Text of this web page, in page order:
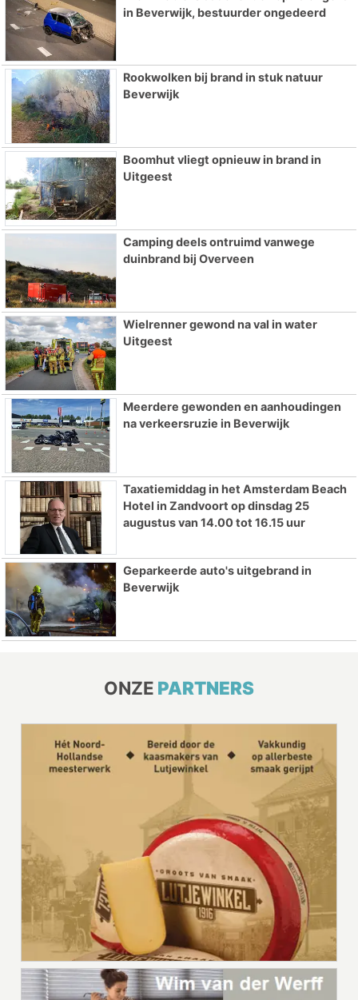
in Beverwijk, bestuurder ongedeerd
Rookwolken bij brand in stuk natuur
Beverwijk
Boomhut vliegt opnieuw in brand in
Uitgeest
Camping deels ontruimd vanwege
duinbrand bij Overveen
Wielrenner gewond na val in water
Uitgeest
Meerdere gewonden en aanhoudingen
na verkeersruzie in Beverwijk
Taxatiemiddag in het Amsterdam Beach
Hotel in Zandvoort op dinsdag 25
augustus van 14.00 tot 16.15 uur
Geparkeerde auto's uitgebrand in
Beverwijk
ONZE PARTNERS